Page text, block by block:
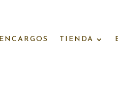
ENCARGOS TIENDA